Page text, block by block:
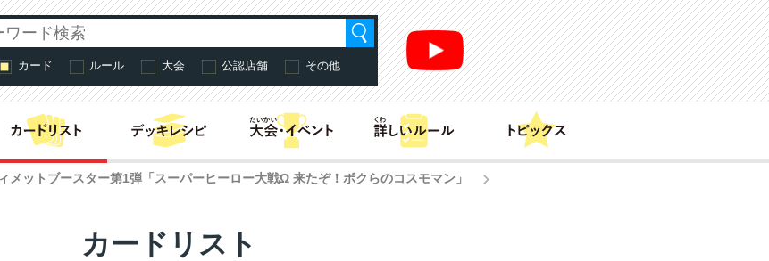
カード ルール 大会 公認店舗 その他
はじめての方へ・あそび方商品情報 カードリスト
メットブースター第1弾「スーパーヒーロー大戦Ω 来たぞ！ボクらのコスモマン」
カードリスト